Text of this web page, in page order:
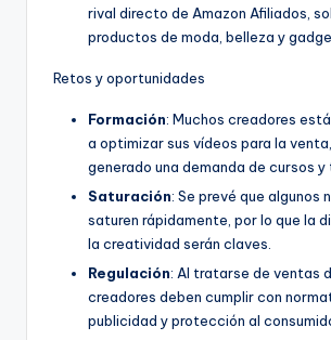
rival directo de Amazon Afiliados,
productos de moda, belleza y
Retos y oportunidades
Formación: Muchos creadores
a optimizar sus vídeos para la
generado una demanda de cursos
Saturación: Se prevé que algunos
saturen rápidamente, por lo que la
la creatividad serán claves.
Regulación: Al tratarse de ventas
creadores deben cumplir con
publicidad y protección al